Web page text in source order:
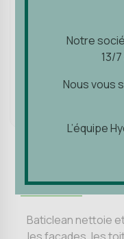
Quantity
Baticlean nettoie
Notre
13/
Nous vous
L’équipe
Notre
13/
Nous vous
L’équipe